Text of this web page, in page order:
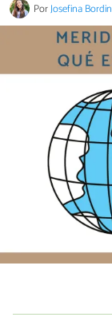
PorJosefina